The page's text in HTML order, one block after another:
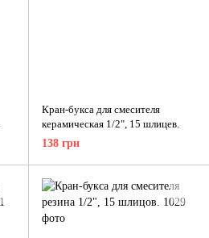
Кран-букса для смесителя
керамическая 1/2", 15 шлицев.
138 грн